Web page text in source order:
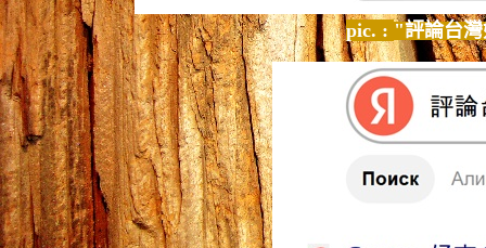
pic. : "評論台